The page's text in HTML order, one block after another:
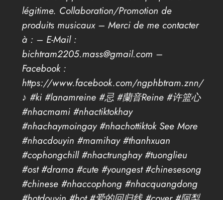
légitime. Collaboration/Promotion de
produits musicaux – Merci de me contacter
à : – E-Mail :
bichtram2205.mass@gmail.com –
Facebook :
https://www.facebook.com/ngphbtram.znn/
♪ #ki #lanamreine #忌 #蘭音Reine #许篮心
#nhacmami #nhactiktokhay
#nhachaymoingay #nhachottiktok See More
#nhacdouyin #mamihay #thanhxuan
#cophongchill #nhactrunghay #tuonglieu
#ost #drama #cute #youngest #chinesesong
#chinese #nhaccophong #nhacquangdong